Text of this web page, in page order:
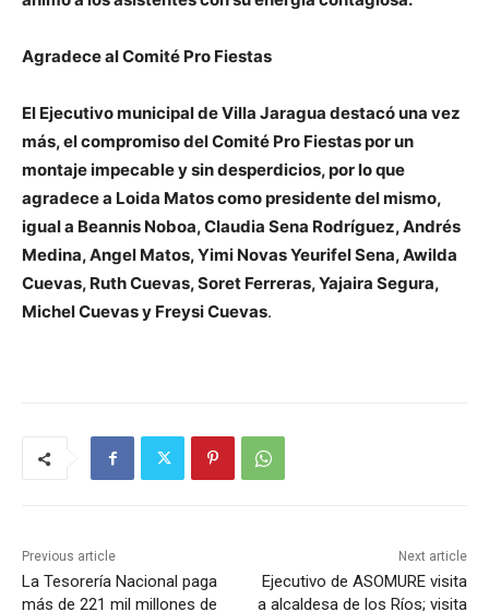
Agradece al Comité Pro Fiestas
El Ejecutivo municipal de Villa Jaragua destacó una vez
más, el compromiso del Comité Pro Fiestas por un
montaje impecable y sin desperdicios, por lo que
agradece a Loida Matos como presidente del mismo,
igual a Beannis Noboa, Claudia Sena Rodríguez, Andrés
Medina, Angel Matos, Yimi Novas Yeurifel Sena, Awilda
Cuevas, Ruth Cuevas, Soret Ferreras, Yajaira Segura,
Michel Cuevas y Freysi Cuevas.
Previous article
La Tesorería Nacional paga
más de 221 mil millones de
Next article
Ejecutivo de ASOMURE visita
a alcaldesa de los Ríos; visita